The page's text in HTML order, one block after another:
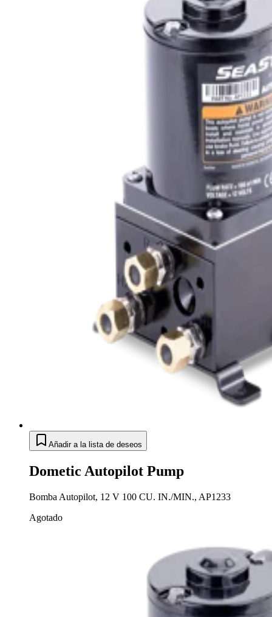
Añadir a la lista de deseos
Dometic Autopilot Pump
Bomba Autopilot, 12 V 100 CU. IN./MIN., AP1233
Agotado